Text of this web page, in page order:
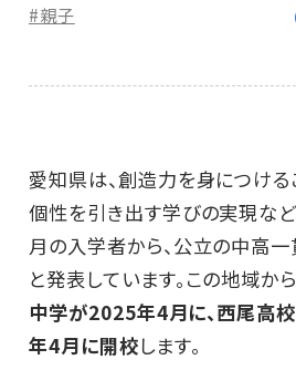
#親子
愛知県は、創造力を身につける
個性を引き出す学びの実現な
月の入学者から、公立の中高
と発表しています。この地域か
中学が2025年4月に、西尾高
年4月に開校します。